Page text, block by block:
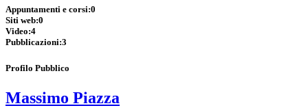
Appuntamenti e corsi:0
Siti web:0
Video:4
Pubblicazioni:3
Profilo Pubblico
Massimo Piazza